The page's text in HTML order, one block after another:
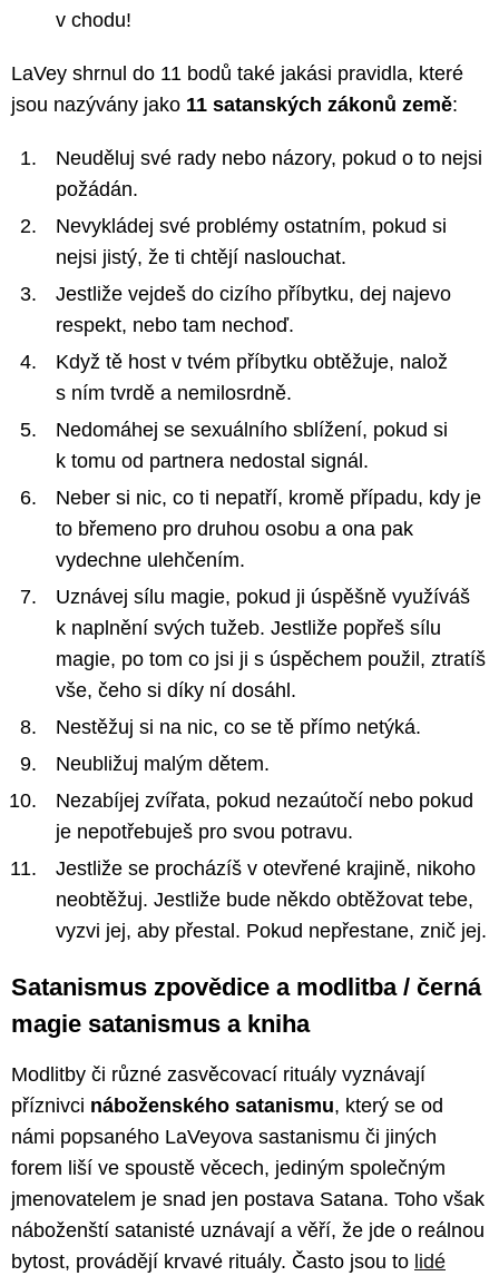
v chodu!
LaVey shrnul do 11 bodů také jakási pravidla, které
jsou nazývány jako 11 satanských zákonů země:
Neuděluj své rady nebo názory, pokud o to nejsi
požádán.
Nevykládej své problémy ostatním, pokud si
nejsi jistý, že ti chtějí naslouchat.
Jestliže vejdeš do cizího příbytku, dej najevo
respekt, nebo tam nechoď.
Když tě host v tvém příbytku obtěžuje, nalož
s ním tvrdě a nemilosrdně.
Nedomáhej se sexuálního sblížení, pokud si
k tomu od partnera nedostal signál.
Neber si nic, co ti nepatří, kromě případu, kdy je
to břemeno pro druhou osobu a ona pak
vydechne ulehčením.
Uznávej sílu magie, pokud ji úspěšně využíváš
k naplnění svých tužeb. Jestliže popřeš sílu
magie, po tom co jsi ji s úspěchem použil, ztratíš
vše, čeho si díky ní dosáhl.
Nestěžuj si na nic, co se tě přímo netýká.
Neubližuj malým dětem.
Nezabíjej zvířata, pokud nezaútočí nebo pokud
je nepotřebuješ pro svou potravu.
Jestliže se procházíš v otevřené krajině, nikoho
neobtěžuj. Jestliže bude někdo obtěžovat tebe,
vyzvi jej, aby přestal. Pokud nepřestane, znič jej.
Satanismus zpovědice a modlitba / černá
magie satanismus a kniha
Modlitby či různé zasvěcovací rituály vyznávají
příznivci náboženského satanismu, který se od
námi popsaného LaVeyova sastanismu či jiných
forem liší ve spoustě věcech, jediným společným
jmenovatelem je snad jen postava Satana. Toho však
náboženští satanisté uznávají a věří, že jde o reálnou
bytost, provádějí krvavé rituály. Často jsou to lidé